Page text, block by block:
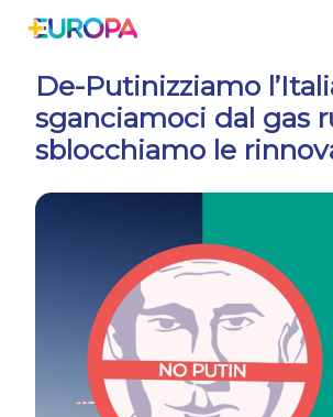
De-Putinizziamo
sganciamoci dal gas
sblocchiamo le